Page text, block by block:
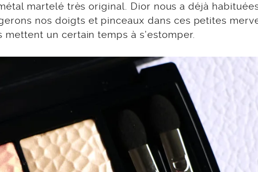
martelé très original. Dior nous a déjà
nos doigts et pinceaux dans ces petites
un certain temps à s’estomper.